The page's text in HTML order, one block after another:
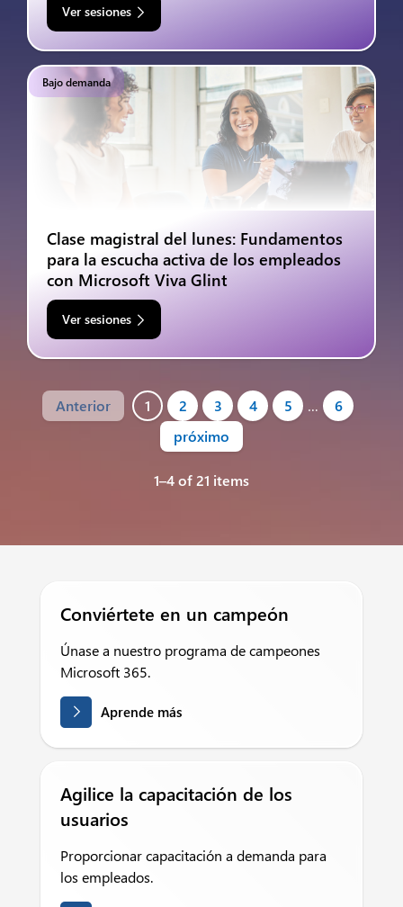
Ver sesiones
Bajo demanda
Clase magistral del lunes: Fundamentos
para la escucha activa de los empleados
con Microsoft Viva Glint
Ver sesiones
Anterior 1 2 3 4 5 …
6
próximo
1–4 of 21 items
Conviértete en un campeón
Únase a nuestro programa de campeones
Microsoft 365.
Aprende más
Agilice la capacitación de los
usuarios
Proporcionar capacitación a demanda para
los empleados.